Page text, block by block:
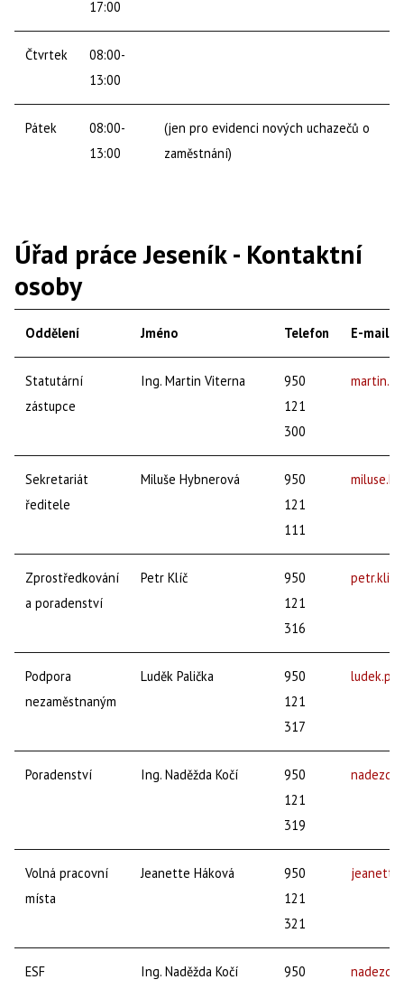
17:00
Čtvrtek
08:00-
13:00
Pátek
08:00-
13:00
(jen pro evidenci nových uchazečů o
zaměstnání)
Úřad práce Jeseník - Kontaktní
osoby
Oddělení Jméno Telefon E-mail
Statutární
zástupce
Ing. Martin Viterna
950
121
300
Sekretariát
ředitele
Miluše Hybnerová
950
121
111
Zprostředkování
a poradenství
Petr Klíč
950
121
316
Podpora
nezaměstnaným
Luděk Palička
950
121
317
Poradenství Ing. Naděžda Kočí
950
121
319
Volná pracovní
místa
Jeanette Háková
950
121
321
ESF Ing. Naděžda Kočí
950